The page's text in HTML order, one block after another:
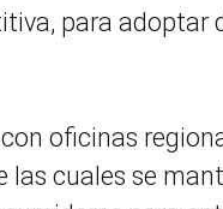
para adoptar
oficinas
las cuales se